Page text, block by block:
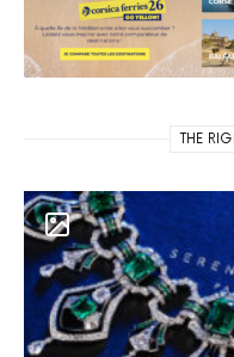
THE